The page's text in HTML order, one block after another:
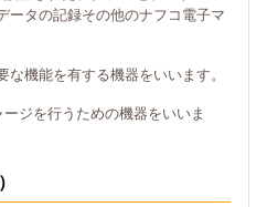
ータの記録その他のナフコ電子マ
機能を有する機器をいいます。
ジを行うための機器をいいま